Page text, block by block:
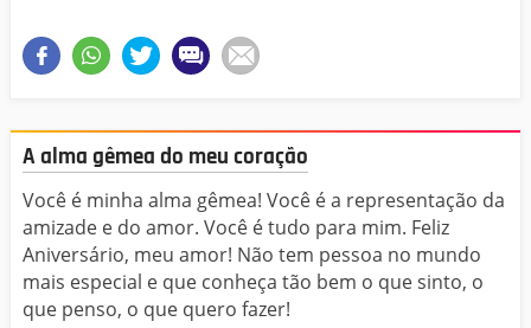
A alma gêmea do meu coração
Você é minha alma gêmea! Você é a representação da
amizade e do amor. Você é tudo para mim. Feliz
Aniversário, meu amor! Não tem pessoa no mundo
mais especial e que conheça tão bem o que sinto, o
que penso, o que quero fazer!